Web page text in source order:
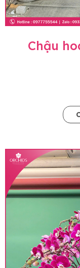
Chậu